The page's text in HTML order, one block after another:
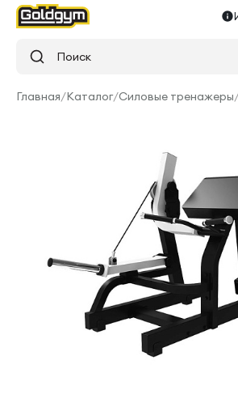
Поиск
Главная/Каталог/Силовые тренажеры